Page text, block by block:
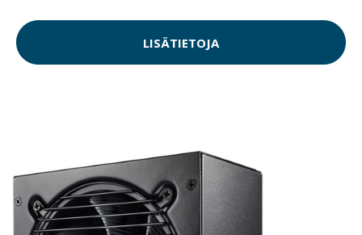
LISÄTIETOJA